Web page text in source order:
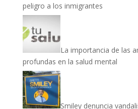
peligro a los inmigrantes
La importancia de las
profundas en la salud mental
Smiley denuncia